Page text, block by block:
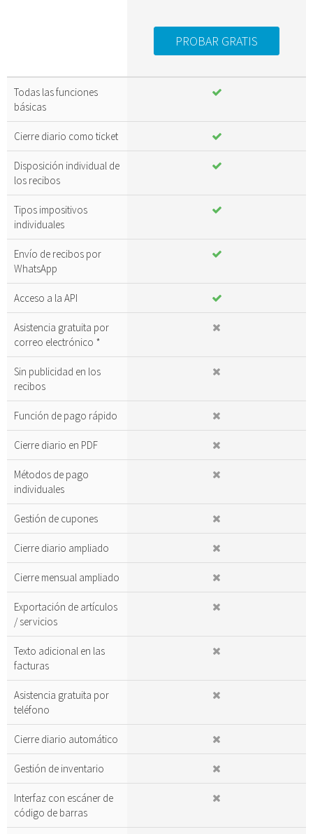
PROBAR GRATIS
Todas las funciones
básicas
Cierre diario como ticket
Disposición individual de
los recibos
Tipos impositivos
individuales
Envío de recibos por
WhatsApp
Acceso a la API
Asistencia gratuita por
correo electrónico *
Sin publicidad en los
recibos
Función de pago rápido
Cierre diario en PDF
Métodos de pago
individuales
Gestión de cupones
Cierre diario ampliado
Cierre mensual ampliado
Exportación de artículos
/ servicios
Texto adicional en las
facturas
Asistencia gratuita por
teléfono
Cierre diario automático
Gestión de inventario
Interfaz con escáner de
código de barras